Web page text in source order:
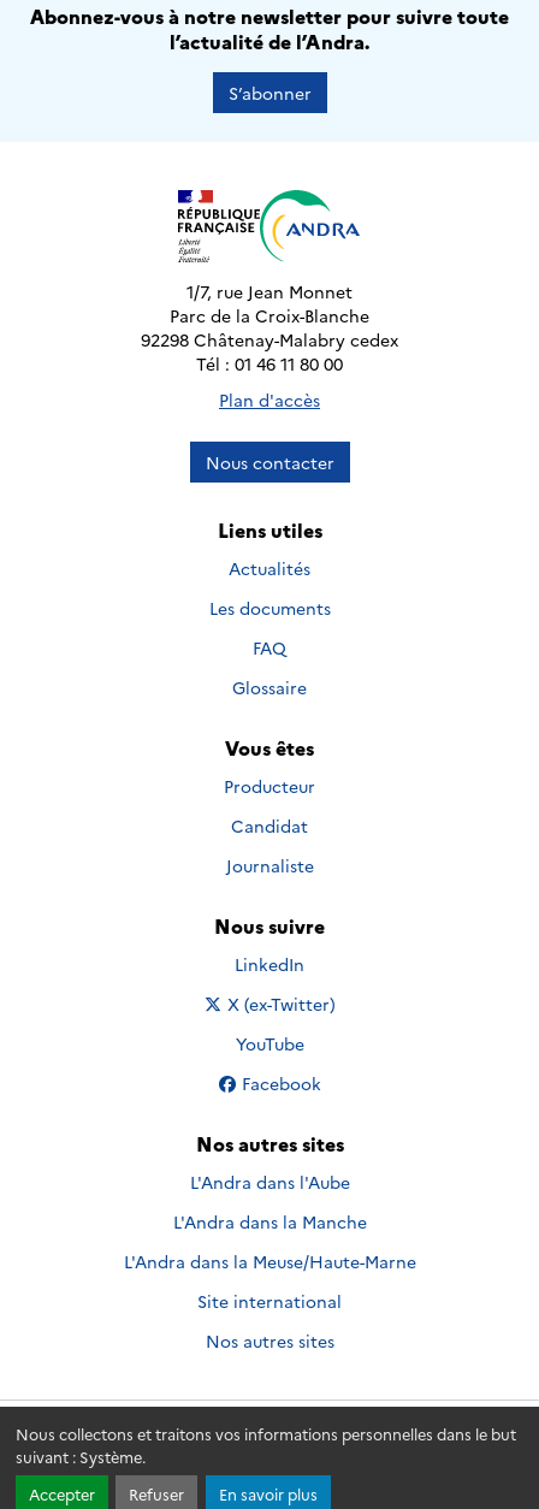
Nous collectons et traitons vos informations personnelles dans le but
suivant : Système.
Accepter
Refuser En savoir plus
Abonnez-vous à notre newsletter pour suivre toute
l’actualité de l’Andra.
S’abonner
1/7, rue Jean Monnet
Parc de la Croix-Blanche
92298 Châtenay-Malabry cedex
Tél : 01 46 11 80 00
Plan d'accès
Nous contacter
Liens utiles
Actualités
Les documents
FAQ
Glossaire
Vous êtes
Producteur
Candidat
Journaliste
Nous suivre
Nous suivre sur
LinkedIn
Nous suivre sur
X (ex-Twitter)
Nous suivre sur
YouTube
Nous suivre sur
Facebook
Nos autres sites
L'Andra dans l'Aube
L'Andra dans la Manche
L'Andra dans la Meuse/Haute-Marne
Site international
Nos autres sites
Andra.fr © 2026 - Andra. Tous droits réservés.